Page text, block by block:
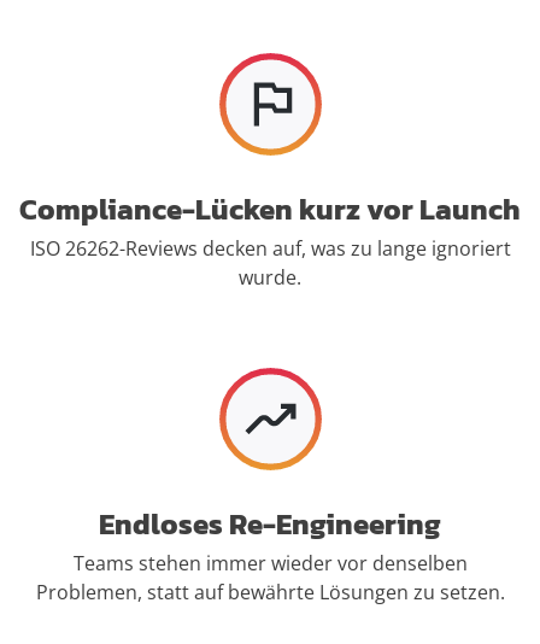
Compliance-Lücken kurz vor Launch
ISO 26262-Reviews decken auf, was zu lange ignoriert
wurde.
Endloses Re-Engineering
Teams stehen immer wieder vor denselben
Problemen, statt auf bewährte Lösungen zu setzen.